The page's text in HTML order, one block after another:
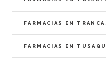
FARMACIAS EN
FARMACIAS EN